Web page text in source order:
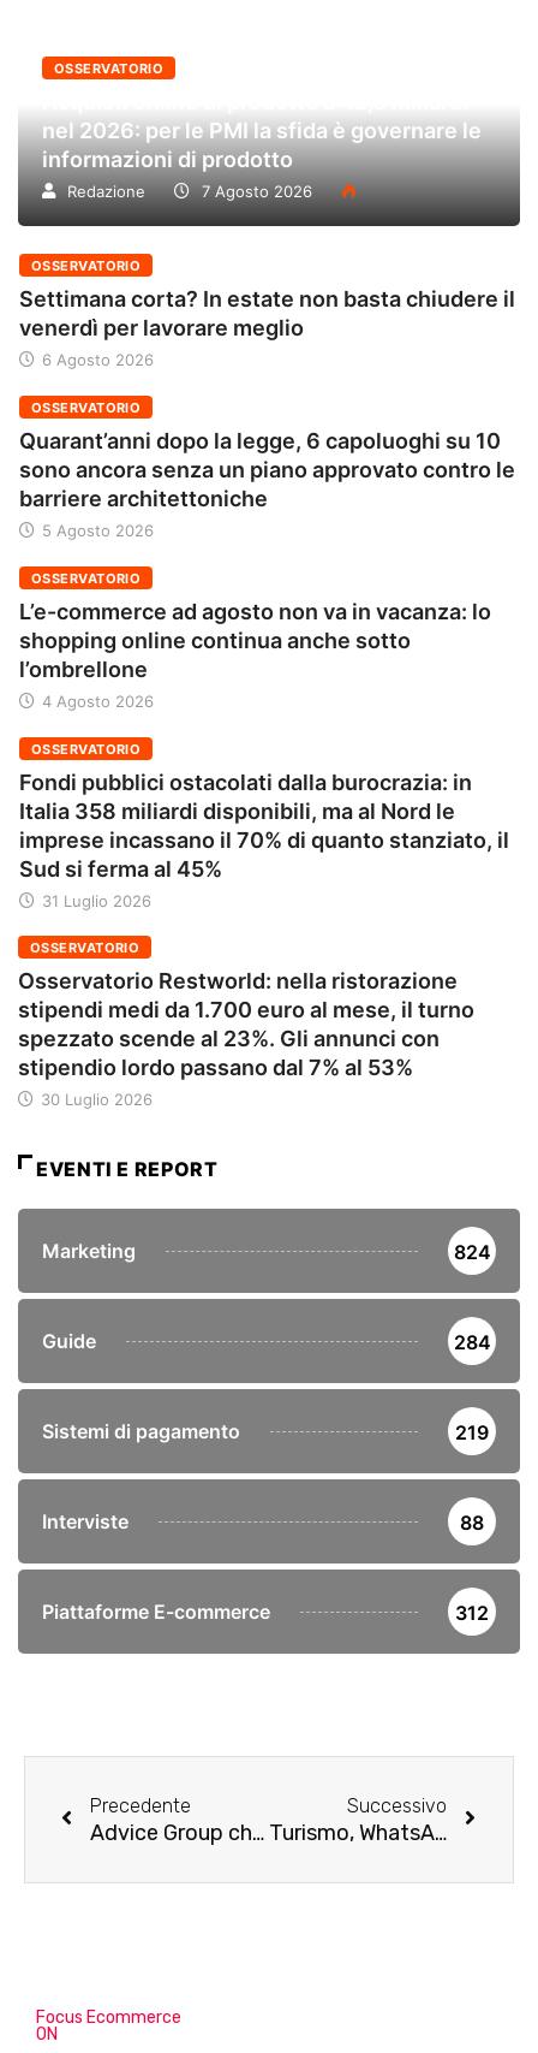
OSSERVATORIO
nel 2026: per le PMI la sfida è governare le
informazioni di prodotto
Redazione 7 Agosto 2026
OSSERVATORIO
Settimana corta? In estate non basta chiudere il
venerdì per lavorare meglio
6 Agosto 2026
OSSERVATORIO
Quarant’anni dopo la legge, 6 capoluoghi su 10
sono ancora senza un piano approvato contro le
barriere architettoniche
5 Agosto 2026
OSSERVATORIO
L’e-commerce ad agosto non va in vacanza: lo
shopping online continua anche sotto
l’ombrellone
4 Agosto 2026
OSSERVATORIO
Fondi pubblici ostacolati dalla burocrazia: in
Italia 358 miliardi disponibili, ma al Nord le
imprese incassano il 70% di quanto stanziato, il
Sud si ferma al 45%
31 Luglio 2026
OSSERVATORIO
Osservatorio Restworld: nella ristorazione
stipendi medi da 1.700 euro al mese, il turno
spezzato scende al 23%. Gli annunci con
stipendio lordo passano dal 7% al 53%
30 Luglio 2026
EVENTI E REPORT
Marketing 824
Guide 284
Sistemi di pagamento 219
Interviste 88
Piattaforme E-commerce 312
Precedente
Advice Group chiude il 2023 con ordini oltre i 15€ Milioni
Successivo
Turismo, WhatsApp canale di comunicazione più efficace
Focus Ecommerce
ON